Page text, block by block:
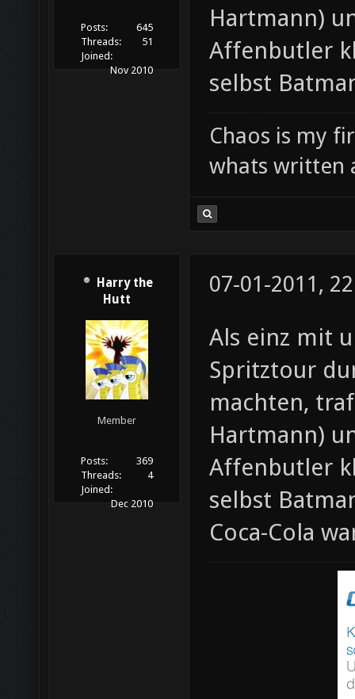
Posts:
645
Threads:
51
Joined:
Nov 2010
Hartmann)
Affenbutler
selbst
Chaos is my
whats written
Harry the
Hutt
Member
Posts:
369
Threads:
4
Joined:
Dec 2010
07-01-2011,
Als einz mit
Spritztour
machten,
Hartmann)
Affenbutler
selbst
Coca-Cola